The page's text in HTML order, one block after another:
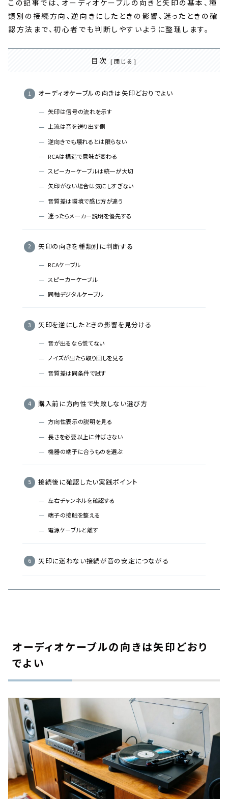
この記事では、オーディオケーブルの向きと矢印の基本、種
類別の接続方向、逆向きにしたときの影響、迷ったときの確
認方法まで、初心者でも判断しやすいように整理します。
目次
オーディオケーブルの向きは矢印どおりでよい
矢印は信号の流れを示す
上流は音を送り出す側
逆向きでも壊れるとは限らない
RCAは構造で意味が変わる
スピーカーケーブルは統一が大切
矢印がない場合は気にしすぎない
音質差は環境で感じ方が違う
迷ったらメーカー説明を優先する
矢印の向きを種類別に判断する
RCAケーブル
スピーカーケーブル
同軸デジタルケーブル
矢印を逆にしたときの影響を見分ける
音が出るなら慌てない
ノイズが出たら取り回しを見る
音質差は同条件で試す
購入前に方向性で失敗しない選び方
方向性表示の説明を見る
長さを必要以上に伸ばさない
機器の端子に合うものを選ぶ
接続後に確認したい実践ポイント
左右チャンネルを確認する
端子の接触を整える
電源ケーブルと離す
矢印に迷わない接続が音の安定につながる
オーディオケーブルの向きは矢印どおり
でよい